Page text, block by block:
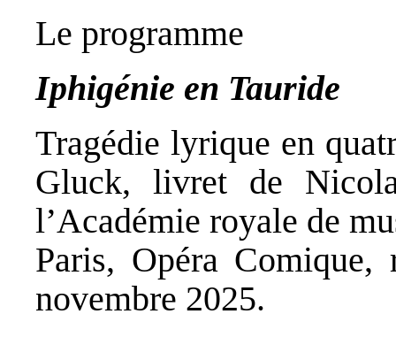
Le programme
Iphigénie en Tauride
Tragédie lyrique en
Gluck, livret de
l’Académie royale de
Paris, Opéra Comique,
novembre 2025.